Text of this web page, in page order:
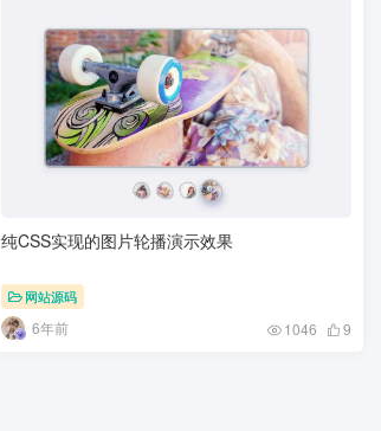
纯CSS实现的图片轮播演示效果
网站源码
6年前 1046 9